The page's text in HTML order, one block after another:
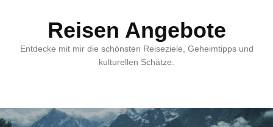
Reisen Angebote
Entdecke mit mir die schönsten Reiseziele, Geheimtipps und
kulturellen Schätze.